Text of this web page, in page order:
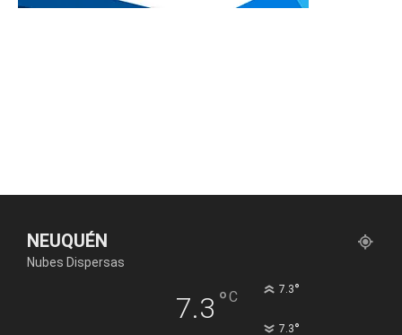
NEUQUÉN
Nubes Dispersas
7.3 °C 7.3°
7.3°